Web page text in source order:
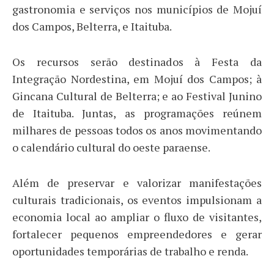
gastronomia e serviços nos municípios de Mojuí
dos Campos, Belterra, e Itaituba.
Os recursos serão destinados à Festa da
Integração Nordestina, em Mojuí dos Campos; à
Gincana Cultural de Belterra; e ao Festival Junino
de Itaituba. Juntas, as programações reúnem
milhares de pessoas todos os anos movimentando
o calendário cultural do oeste paraense.
Além de preservar e valorizar manifestações
culturais tradicionais, os eventos impulsionam a
economia local ao ampliar o fluxo de visitantes,
fortalecer pequenos empreendedores e gerar
oportunidades temporárias de trabalho e renda.